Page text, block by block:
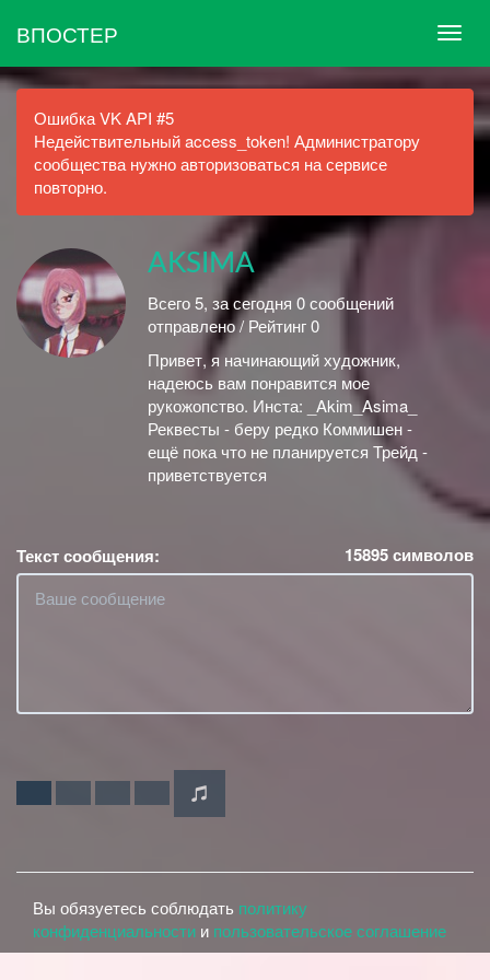
ВПОСТЕР
Ошибка VK API #5
Недействительный access_token! Администратору
сообщества нужно авторизоваться на сервисе
повторно.
AKSIMA
Всего 5, за сегодня 0 сообщений
отправлено / Рейтинг 0
Привет, я начинающий художник,
надеюсь вам понравится мое
рукожопство. Инста: _Akim_Asima_
Реквесты - беру редко Коммишен -
ещё пока что не планируется Трейд -
приветствуется
Текст сообщения: 15895символов
Вы обязуетесь соблюдать политику
конфиденциальности и пользовательское соглашение